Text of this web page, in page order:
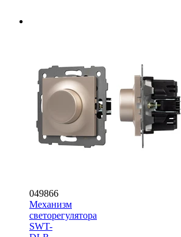
049866
Механизм
светорегулятора
SWT-